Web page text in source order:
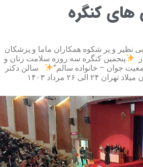
کنگره
نظیر و پر شکوه همکاران ماما و پزشکان
پنجمین کنگره سه روزه سلامت زنان و
جوان – خانواده سالم”‏
‏ ‏ ‏ ‏سالن دکتر
۲۴ الی ۲۶ مرداد ۱۴۰۳